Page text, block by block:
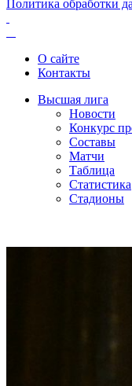
Политика обработки
О сайте
Контакты
Высшая лига
Новости
Конкурс
Составы
Матчи
Таблица
Статистика
Стадионы